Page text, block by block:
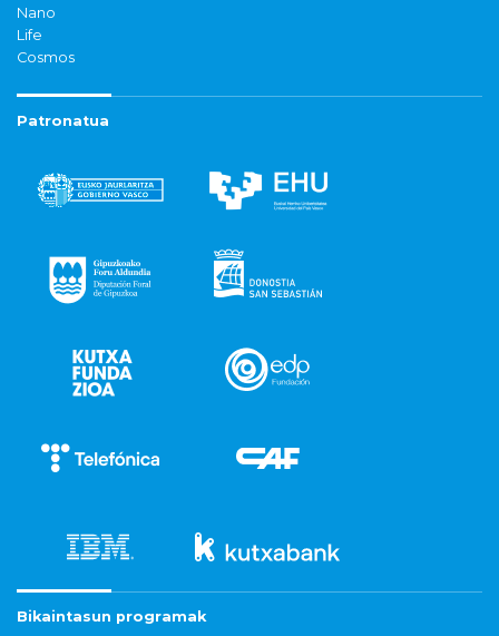
Nano
Life
Cosmos
Patronatua
Bikaintasun programak